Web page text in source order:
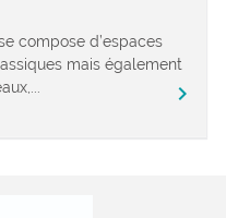
compose d’espaces
mais également
chevron_right